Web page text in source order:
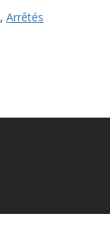
, Arrêtés